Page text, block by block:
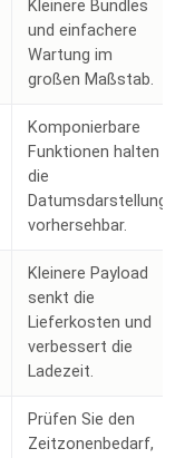
Kleinere Bundles
und einfachere
Wartung im
großen Maßstab.
Komponierbare
Funktionen halten
die
Datumsdarstellung
vorhersehbar.
Kleinere Payload
senkt die
Lieferkosten und
verbessert die
Ladezeit.
Prüfen Sie den
Zeitzonenbedarf,